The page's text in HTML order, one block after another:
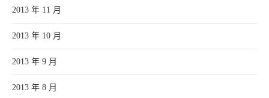
2013 年 11 月
2013 年 10 月
2013 年 9 月
2013 年 8 月